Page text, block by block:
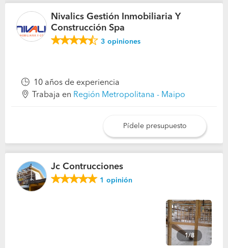
Nivalics Gestión Inmobiliaria Y
Construcción Spa
3 opiniones
10 años de experiencia
Trabaja en Región Metropolitana - Maipo
Pídele presupuesto
Jc Contrucciones
1 opinión
1/8